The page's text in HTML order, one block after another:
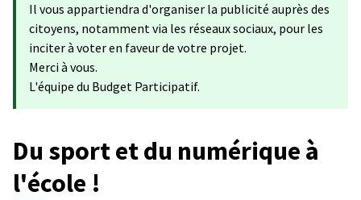
Il vous appartiendra d'organiser la publicité auprès des
citoyens, notamment via les réseaux sociaux, pour les
inciter à voter en faveur de votre projet.
Merci à vous.
L'équipe du Budget Participatif.
Du sport et du numérique à
l'école !